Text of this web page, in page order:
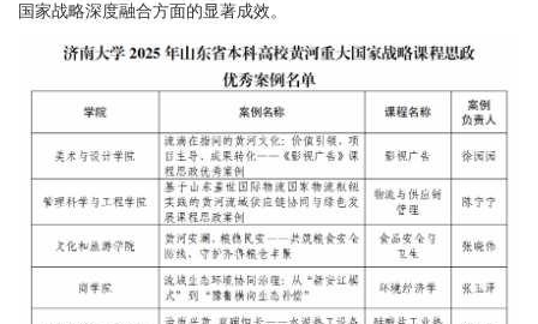
国家战略深度融合方面的显著成效。